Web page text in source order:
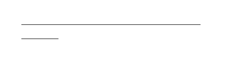
——————————————————————
————–